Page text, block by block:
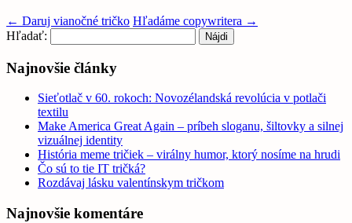
← Daruj vianočné tričko Hľadáme copywritera →
Hľadať:
Najnovšie články
Sieťotlač v 60. rokoch: Novozélandská revolúcia v potlači
textilu
Make America Great Again – príbeh sloganu, šiltovky a silnej
vizuálnej identity
História meme tričiek – virálny humor, ktorý nosíme na hrudi
Čo sú to tie IT tričká?
Rozdávaj lásku valentínskym tričkom
Najnovšie komentáre